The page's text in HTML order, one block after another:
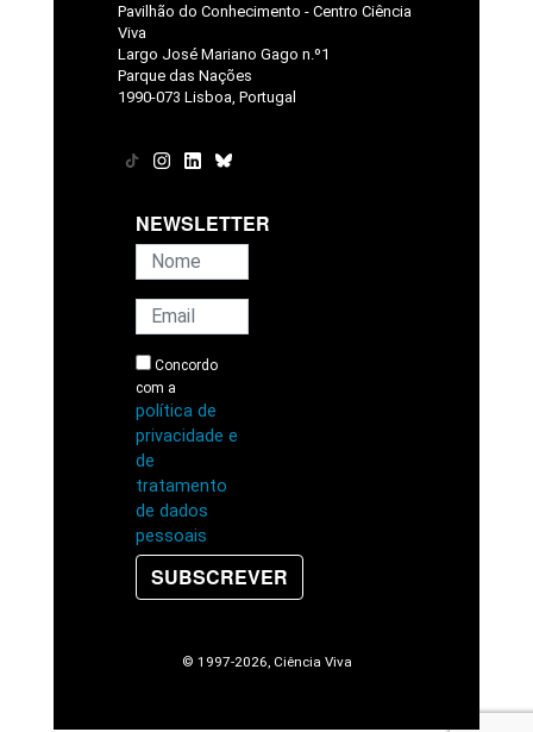
Pavilhão do Conhecimento - Centro Ciência
Viva
Largo José Mariano Gago n.º1
Parque das Nações
1990-073 Lisboa, Portugal
NEWSLETTER
Concordo
com a
política de
privacidade e
de
tratamento
de dados
pessoais
SUBSCREVER
© 1997-2026, Ciência Viva